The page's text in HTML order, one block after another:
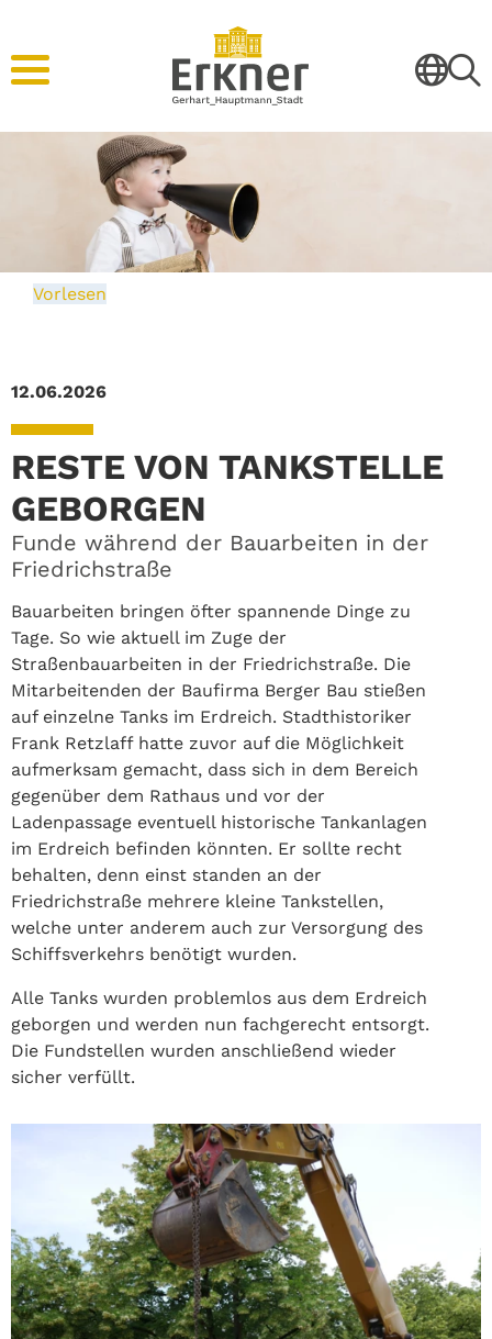
Vorlesen
12.06.2026
RESTE VON TANKSTELLE
GEBORGEN
Funde während der Bauarbeiten in der
Friedrichstraße
Bauarbeiten bringen öfter spannende Dinge zu
Tage. So wie aktuell im Zuge der
Straßenbauarbeiten in der Friedrichstraße. Die
Mitarbeitenden der Baufirma Berger Bau stießen
auf einzelne Tanks im Erdreich. Stadthistoriker
Frank Retzlaff hatte zuvor auf die Möglichkeit
aufmerksam gemacht, dass sich in dem Bereich
gegenüber dem Rathaus und vor der
Ladenpassage eventuell historische Tankanlagen
im Erdreich befinden könnten. Er sollte recht
behalten, denn einst standen an der
Friedrichstraße mehrere kleine Tankstellen,
welche unter anderem auch zur Versorgung des
Schiffsverkehrs benötigt wurden.
Alle Tanks wurden problemlos aus dem Erdreich
geborgen und werden nun fachgerecht entsorgt.
Die Fundstellen wurden anschließend wieder
sicher verfüllt.